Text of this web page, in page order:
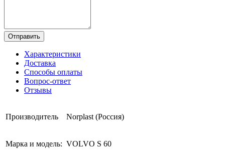
Отправить
Характеристики
Доставка
Способы оплаты
Вопрос-ответ
Отзывы
Производитель Norplast (Россия)
Марка и модель: VOLVO S 60